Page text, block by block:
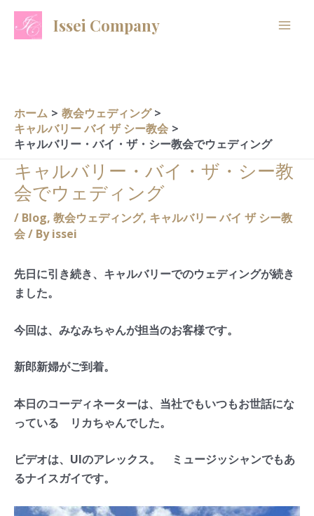
Issei Company
ホーム
教会ウェディング
キャルバリー バイ ザ シー教会
キャルバリー・バイ・ザ・シー教会でウェディング
キャルバリー・バイ・ザ・シー教
会でウェディング
/ Blog, 教会ウェディング, キャルバリー バイ ザ シー教
会/ Byissei
先日に引き続き、キャルバリーでのウェディングが続き
ました。
今回は、みなみちゃんが担当のお客様です。
新郎新婦がご到着。
本日のコーディネーターは、当社でもいつもお世話にな
っている リカちゃんでした。
ビデオは、UIのアレックス。 ミュージッシャンでもあ
るナイスガイです。
A
r
v
e
s
C
a
o
r
e
s